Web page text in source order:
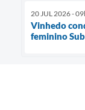
20 JUL 2026 -
Vinhedo
feminino